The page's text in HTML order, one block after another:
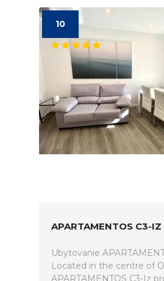
10
APARTAMENTOS C3-IZ
Ubytovanie
Located in the centre of
APARTAMENTOS C3-Iz